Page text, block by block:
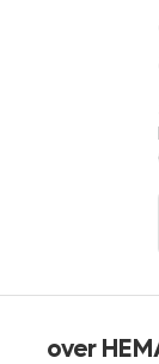
over